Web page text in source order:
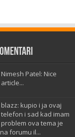
Nimesh Patel: Nice
article...
blazz: kupio i ja ovaj
telefon i sad kad imam
problem ova tema je
forumu il...